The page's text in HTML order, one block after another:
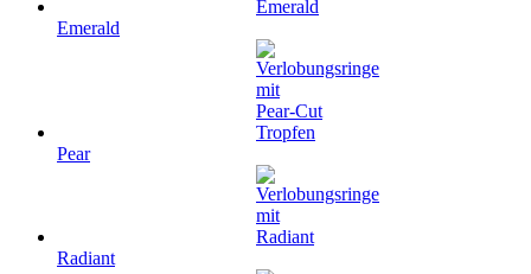
Emerald
Pear
Radiant